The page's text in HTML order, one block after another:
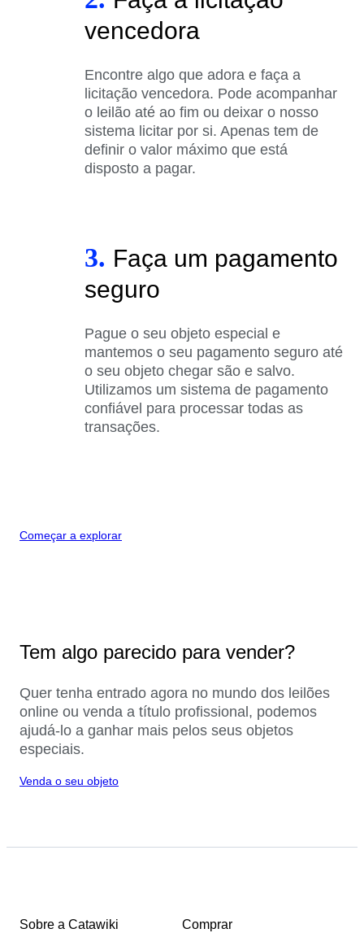
vencedora
Encontre algo que adora e faça a
licitação vencedora. Pode acompanhar
o leilão até ao fim ou deixar o nosso
sistema licitar por si. Apenas tem de
definir o valor máximo que está
disposto a pagar.
3. Faça um pagamento
seguro
Pague o seu objeto especial e
mantemos o seu pagamento seguro até
o seu objeto chegar são e salvo.
Utilizamos um sistema de pagamento
confiável para processar todas as
transações.
Começar a explorar
Tem algo parecido para vender?
Quer tenha entrado agora no mundo dos leilões
online ou venda a título profissional, podemos
ajudá-lo a ganhar mais pelos seus objetos
especiais.
Venda o seu objeto
Sobre a Catawiki Comprar